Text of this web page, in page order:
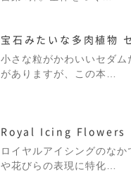
宝石みたいな多肉植物
小さな粒がかわいいセダ
がありますが、この本…
Royal Icing Flowers
ロイヤルアイシングのな
や花びらの表現に特化…